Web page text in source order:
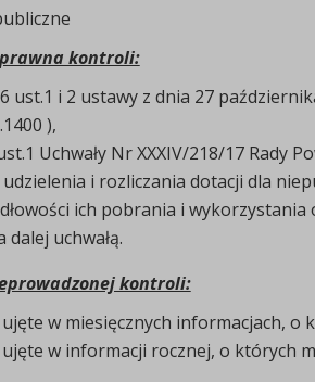
kontroli:
ust.1 i 2 ustawy z dnia 27
),
Uchwały Nr XXXIV/218/17 Rady
i rozliczania dotacji dla
ich pobrania i
dalej uchwałą.
kontroli:
w miesięcznych informacjach, o
w informacji rocznej, o których